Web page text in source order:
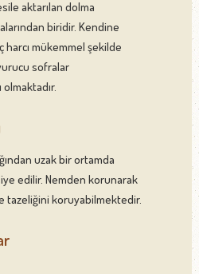
aktarılan dolma
biridir. Kendine
harcı mükemmel şekilde
sofralar
olmaktadır.
uzak bir ortamda
edilir. Nemden korunarak
tazeliğini koruyabilmektedir.